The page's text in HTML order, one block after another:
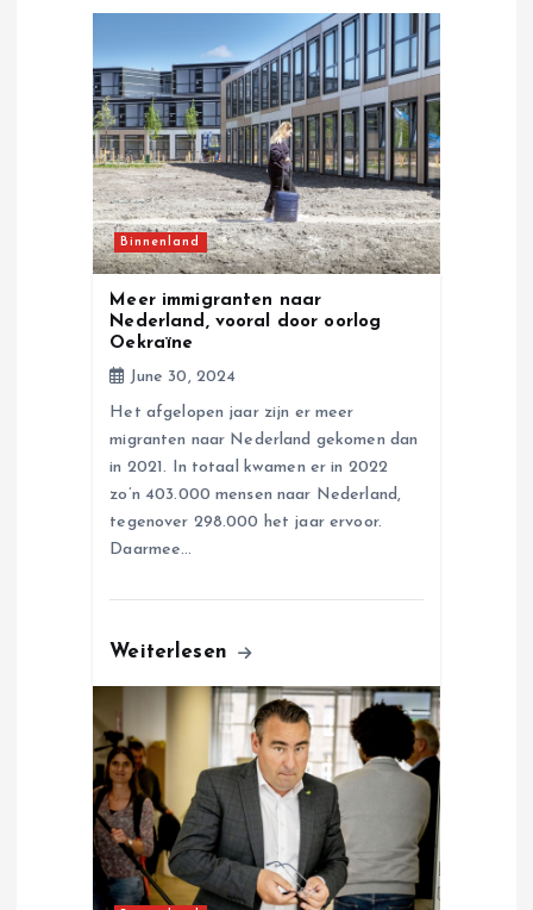
Binnenland
Meer immigranten naar
Nederland, vooral door oorlog
Oekraïne
June 30, 2024
Het afgelopen jaar zijn er meer
migranten naar Nederland gekomen dan
in 2021. In totaal kwamen er in 2022
zo’n 403.000 mensen naar Nederland,
tegenover 298.000 het jaar ervoor.
Daarmee…
Weiterlesen